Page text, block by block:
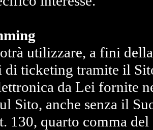
utilizzare, a fini
di ticketing tramite il
da Lei fornite
Sito, anche senza il
130, quarto comma